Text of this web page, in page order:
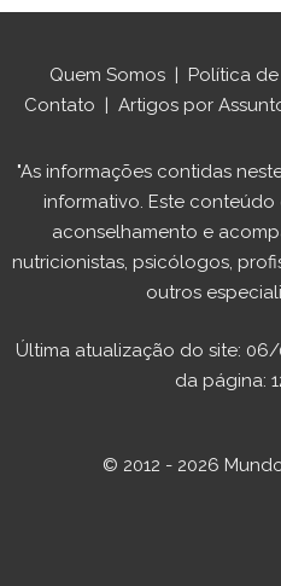
Quem Somos Política
Contato
Artigos por
"As informações contidas
informativo. Este
aconselhamento e
nutricionistas, psicólogos,
outros
Última atualização do site:
da página:
© 2012 - 2026